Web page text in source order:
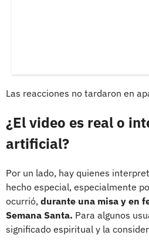
Las reacciones no tardaron en
¿El video es real o
artificial?
Por un lado, hay quienes
hecho especial, especialmente
ocurrió, durante una misa y en
Semana Santa. Para algunos
significado espiritual y la